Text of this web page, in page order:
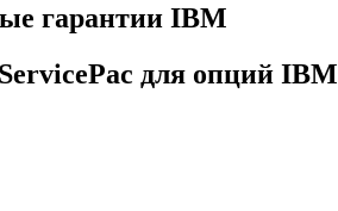
гарантии IBM
для опций IBM